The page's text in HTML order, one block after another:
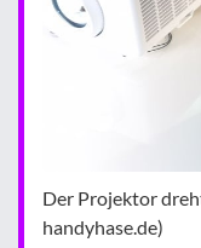
Der Projektor
handyhase.de)